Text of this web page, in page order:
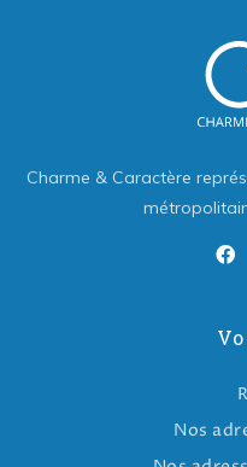
Charme & Caractère
Nos